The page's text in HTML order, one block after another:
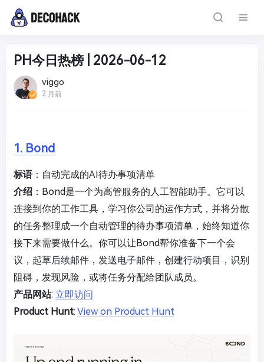
PH今日热榜 | 2026-06-12
viggo
2 月前
1. Bond
标语：自动完成的AI待办事项清单
介绍 ：Bond是一个为高管服务的人工智能助手。它可以
连接到你的工作工具，学习你公司的运作方式，并将分散
的任务整理成一个自动管理的待办事项清单，始终知道你
接下来需要做什么。你可以让Bond帮你准备下一个会
议，起草后续邮件，发送电子邮件，创建行动项目，识别
阻碍，发现风险，或将任务分配给团队成员。
产品网站: 立即访问
Product Hunt: View on Product Hunt